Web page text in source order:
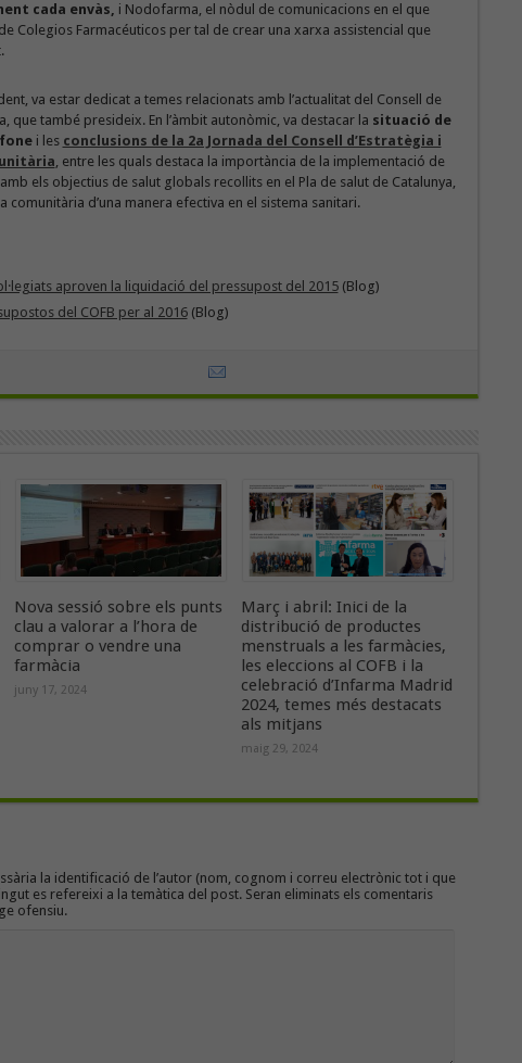
cada envàs, i Nodofarma, el nòdul de comunicacions en el que
Colegios Farmacéuticos per tal de crear una xarxa assistencial que
va estar dedicat a temes relacionats amb l’actualitat del Consell de
que també presideix. En l’àmbit autonòmic, va destacar la situació de
i les conclusions de la 2a Jornada del Consell d’Estratègia i
, entre les quals destaca la importància de la implementació de
els objectius de salut globals recollits en el Pla de salut de Catalunya,
d’una manera efectiva en el sistema sanitari.
aproven la liquidació del pressupost del 2015(Blog)
del COFB per al 2016(Blog)
Nova sessió sobre els punts
clau a valorar a l’hora de
comprar o vendre una
farmàcia
juny 17, 2024
Març i abril: Inici de la
distribució de productes
menstruals a les farmàcies,
les eleccions al COFB i la
celebració d’Infarma Madrid
2024, temes més destacats
als mitjans
maig 29, 2024
la identificació de l’autor (nom, cognom i correu electrònic tot i que
es refereixi a la temàtica del post. Seran eliminats els comentaris
ofensiu.